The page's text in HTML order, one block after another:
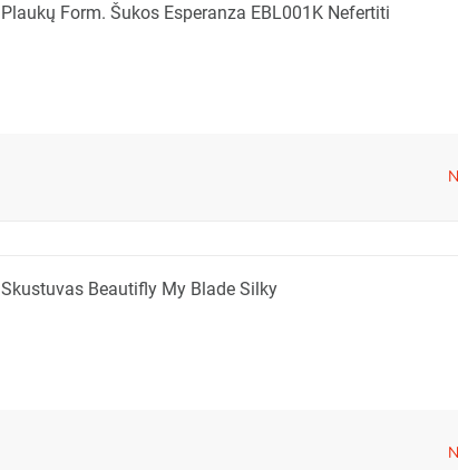
Plaukų Form. Šukos Esperanza EBL001K Nefertiti
Skustuvas Beautifly My Blade Silky